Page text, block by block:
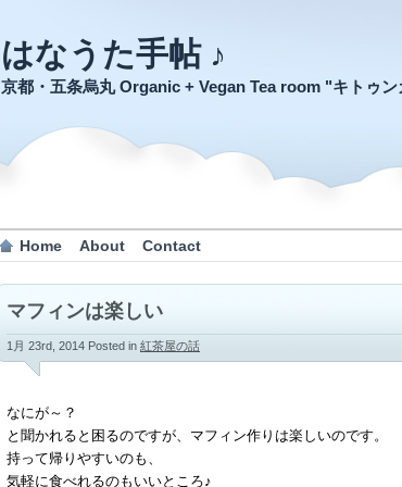
はなうた手帖 ♪
京都・五条烏丸 Organic + Vegan Tea room "キトゥ
Home About Contact
マフィンは楽しい
1月 23rd, 2014 Posted in 紅茶屋の話
なにが～？
と聞かれると困るのですが、マフィン作りは楽しいのです。
持って帰りやすいのも、
気軽に食べれるのもいいところ♪